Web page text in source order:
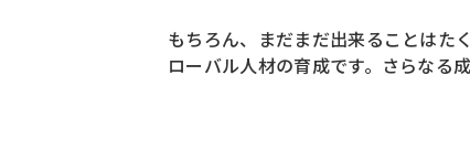
もちろん、まだまだ出来ることはた
ローバル人材の育成です。さらなる